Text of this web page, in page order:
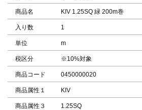
商品名 KIV 1.25SQ 緑 200m巻
入り数 1
単位 m
税区分 ※10%対象
商品コード 0450000020
商品属性１ KIV
商品属性３ 1.25SQ